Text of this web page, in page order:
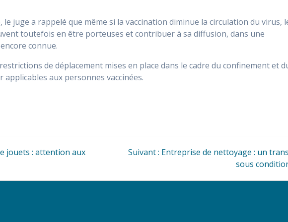
juge a rappelé que même si la vaccination diminue la circulation du virus,
toutefois en être porteuses et contribuer à sa diffusion, dans une
connue.
de déplacement mises en place dans le cadre du confinement et
aux personnes vaccinées.
jouets : attention aux
Suivant : Article
Entreprise de nettoyage : un
sous